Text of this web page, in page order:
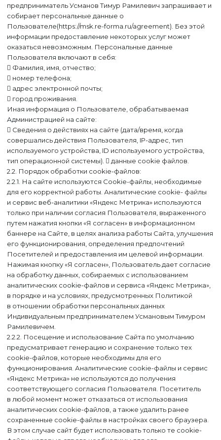
предприниматель Усманов Тимур Рамилевич запрашивает и
собирает персональные данные о
Пользователе(https://msk.re-forma.ru/agreement). Без этой
информации предоставление некоторых услуг может
оказаться невозможным. Персональные данные
Пользователя включают в себя:
 Фамилия, имя, отчество;
 номер телефона;
 адрес электронной почты;
 город проживания.
Иная информация о Пользователе, обрабатываемая
Администрацией на сайте:
 Сведения о действиях на сайте (дата/время, когда
совершались действия Пользователя, IP-адрес, тип
используемого устройства, ID используемого устройства,
тип операционной системы).  данные cookie файлов.
2.2. Порядок обработки cookie-файлов:
2.2.1. На сайте используются Cookie-файлы, необходимые
для его корректной работы. Аналитические cookie- файлы
и сервис веб-аналитики «Яндекс Метрика» используются
только при наличии согласия Пользователя, выраженного
путем нажатия кнопки «Я согласен» в информационном
баннере на Сайте, в целях анализа работы Сайта, улучшения
его функционирования, определения предпочтений
Посетителей и предоставления им целевой информации.
Нажимая кнопку «Я согласен», Пользователь дает согласие
на обработку данных, собираемых с использованием
аналитических cookie-файлов и сервиса «Яндекс Метрика»,
в порядке и на условиях, предусмотренных Политикой
в отношении обработки персональных данных
Индивидуальным предпринимателем Усмановым Тимуром
Рамилевичем.
2.2.2. Посещение и использование Сайта по умолчанию
предусматривает генерацию и сохранение только тех
cookie-файлов, которые необходимы для его
функционирования. Аналитические cookie-файлы и сервис
«Яндекс Метрика» не используются до получения
соответствующего согласия Пользователя. Посетитель
в любой момент может отказаться от использования
аналитических cookie-файлов, а также удалить ранее
сохраненные cookie-файлы в настройках своего браузера.
В этом случае сайт будет использовать только те cookie-